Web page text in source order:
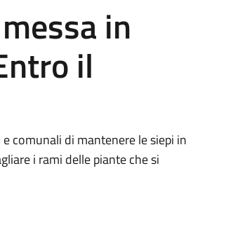
in
il
comunali di mantenere le siepi in
i rami delle piante che si